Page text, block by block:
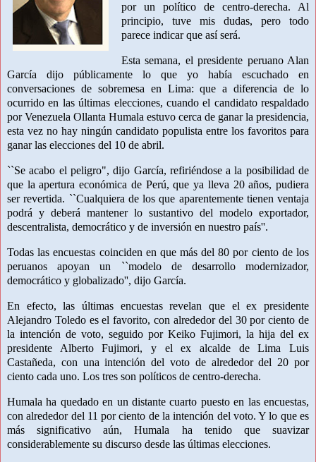
por un político de centro-derecha. Al
principio, tuve mis dudas, pero todo
parece indicar que así será.
Esta semana, el presidente peruano Alan
García dijo públicamente lo que yo había escuchado en
conversaciones de sobremesa en Lima: que a diferencia de lo
ocurrido en las últimas elecciones, cuando el candidato respaldado
porVenezuela Ollanta Humala estuvo cerca de ganar la presidencia,
esta vez no hay ningún candidato populista entre los favoritos para
ganar las elecciones del 10 de abril.
``Se acabo el peligro", dijo García, refiriéndose a la posibilidad de
que la apertura económica de Perú, que ya lleva 20 años, pudiera
ser revertida. ``Cualquiera de los que aparentemente tienen ventaja
podrá y deberá mantener lo sustantivo del modelo exportador,
descentralista, democrático y de inversión en nuestro país''.
Todas las encuestas coinciden en que más del 80 por ciento de los
peruanos apoyan un ``modelo de desarrollo modernizador,
democrático y globalizado'', dijo García.
En efecto, las últimas encuestas revelan que el ex presidente
Alejandro Toledo es el favorito, con alrededor del 30 por ciento de
la intención de voto, seguido por Keiko Fujimori, la hija del ex
presidente Alberto Fujimori, y el ex alcalde de Lima Luis
Castañeda, con una intención del voto de alrededor del 20 por
ciento cada uno. Los tres son políticos de centro-derecha.
Humala ha quedado en un distante cuarto puesto en las encuestas,
con alrededor del 11 por ciento de la intención del voto. Y lo que es
más significativo aún, Humala ha tenido que suavizar
considerablemente su discurso desde las últimas elecciones.